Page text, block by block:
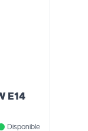
E14
Disponible